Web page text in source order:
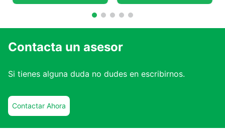
Contacta un asesor
Si tienes alguna duda no dudes en escribirnos.
Contactar Ahora